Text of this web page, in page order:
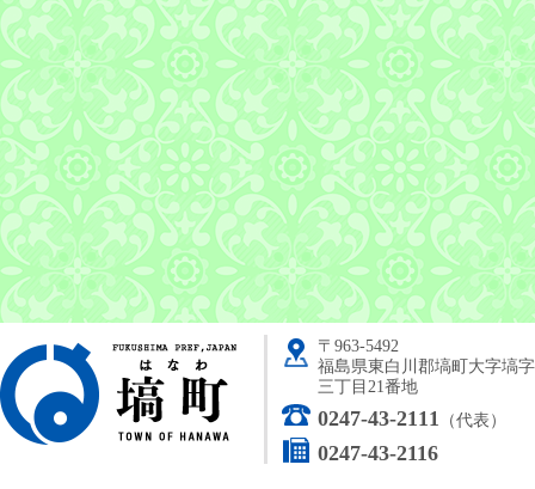
塙町
〒963-5492
福島県東白川郡塙町大字塙
三丁目21番地
0247-43-2111 （代表）
0247-43-2116